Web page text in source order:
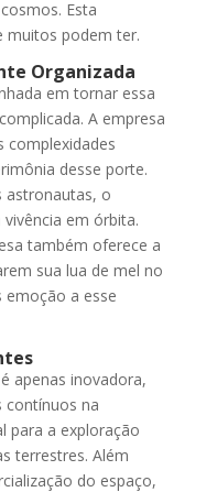
Esta
muitos podem ter.
Organizada
em tornar essa
A empresa
complexidades
desse porte.
astronautas, o
em órbita.
também oferece a
sua lua de mel no
emoção a esse
apenas inovadora,
contínuos na
para a exploração
terrestres. Além
do espaço,